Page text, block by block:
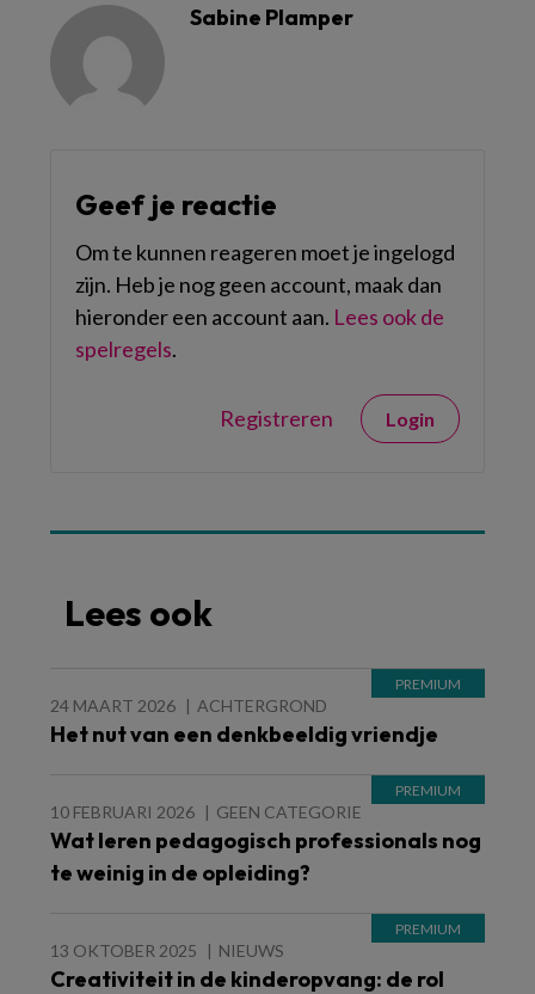
Sabine Plamper
Geef je reactie
Om te kunnen reageren moet je ingelogd
zijn. Heb je nog geen account, maak dan
hieronder een account aan. Lees ook de
spelregels.
Registreren Login
Lees ook
24 MAART 2026 ACHTERGROND
Het nut van een denkbeeldig vriendje
10 FEBRUARI 2026 GEEN CATEGORIE
Wat leren pedagogisch professionals nog
te weinig in de opleiding?
13 OKTOBER 2025 NIEUWS
Creativiteit in de kinderopvang: de rol